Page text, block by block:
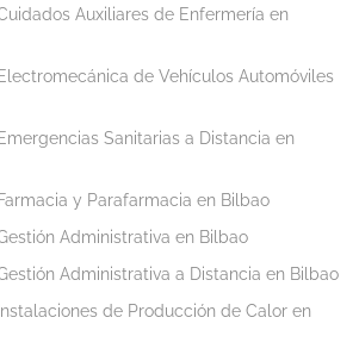
Auxiliares de Enfermería en
de Vehículos Automóviles
Sanitarias a Distancia en
y Parafarmacia en Bilbao
Administrativa en Bilbao
Administrativa a Distancia en Bilbao
de Producción de Calor en